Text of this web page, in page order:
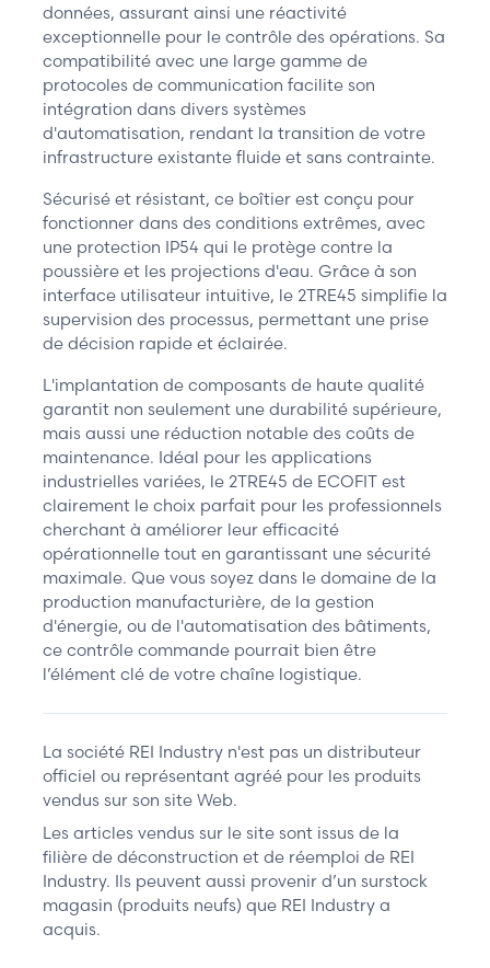
données, assurant ainsi une réactivité
exceptionnelle pour le contrôle des opérations. Sa
compatibilité avec une large gamme de
protocoles de communication facilite son
intégration dans divers systèmes
d'automatisation, rendant la transition de votre
infrastructure existante fluide et sans contrainte.
Sécurisé et résistant, ce boîtier est conçu pour
fonctionner dans des conditions extrêmes, avec
une protection IP54 qui le protège contre la
poussière et les projections d'eau. Grâce à son
interface utilisateur intuitive, le 2TRE45 simplifie la
supervision des processus, permettant une prise
de décision rapide et éclairée.
L'implantation de composants de haute qualité
garantit non seulement une durabilité supérieure,
mais aussi une réduction notable des coûts de
maintenance. Idéal pour les applications
industrielles variées, le 2TRE45 de ECOFIT est
clairement le choix parfait pour les professionnels
cherchant à améliorer leur efficacité
opérationnelle tout en garantissant une sécurité
maximale. Que vous soyez dans le domaine de la
production manufacturière, de la gestion
d'énergie, ou de l'automatisation des bâtiments,
ce contrôle commande pourrait bien être
l’élément clé de votre chaîne logistique.
La société REI Industry n'est pas un distributeur
officiel ou représentant agréé pour les produits
vendus sur son site Web.
Les articles vendus sur le site sont issus de la
filière de déconstruction et de réemploi de REI
Industry. Ils peuvent aussi provenir d’un surstock
magasin (produits neufs) que REI Industry a
acquis.